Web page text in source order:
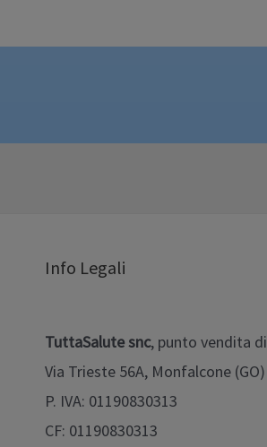
Info Legali
TuttaSalute snc, punto vendita di
Via Trieste 56A, Monfalcone (GO)
P. IVA: 01190830313
CF: 01190830313